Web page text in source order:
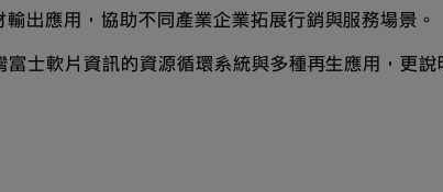
出應用，協助不同產業企業拓展行銷與服務場景。
士軟片資訊的資源循環系統與多種再生應用，更